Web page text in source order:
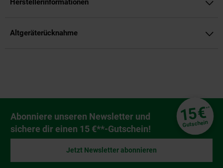
Herstellerinformationen
Altgeräterücknahme
Newsletter Anmeldung
Abonniere unseren Newsletter und
sichere dir einen 15 €**-Gutschein!
15€**
Gutschein
Jetzt Newsletter abonnieren